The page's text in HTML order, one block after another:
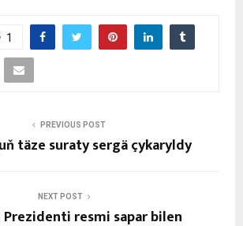
1
PREVIOUS POST
täze suraty sergä çykaryldy
NEXT POST
Prezidenti resmi sapar bilen